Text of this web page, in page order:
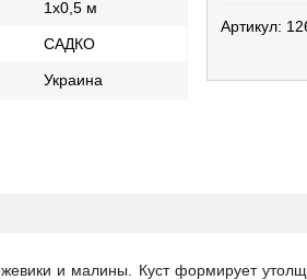
1x0,5 м
САДКО
Украина
Артикул:
и малины. Куст формирует